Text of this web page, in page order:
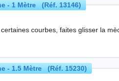
- 1 Mètre (Réf. 13146)
courbes, faites glisser la
- 1.5 Mètre (Réf. 15230)